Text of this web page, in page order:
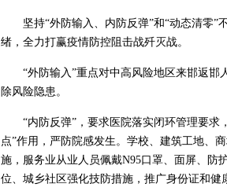
坚持“外防输入、内防反弹”和“动态清零
绪，全力打赢疫情防控阻击战歼灭战。
“外防输入”重点对中高风险地区来邯返
除风险隐患。
“内防反弹”，要求医院落实闭环管理要求
点”作用，严防院感发生。学校、建筑工地、
施，服务业从业人员佩戴N95口罩、面屏、防
位、城乡社区强化技防措施，推广身份证和